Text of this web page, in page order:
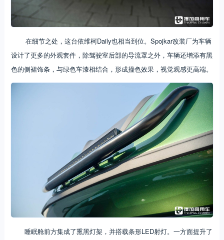
在细节之处，这台依维柯Daily也相当到位。Spojkar改装厂为车辆
设计了更多的外观套件，除驾驶室后部的导流罩之外，车辆还增添有黑
色的侧裙饰条，与绿色车漆相结合，形成撞色效果，视觉观感更高端。
睡眠舱前方集成了熏黑灯架，并搭载条形LED射灯。一方面提升了